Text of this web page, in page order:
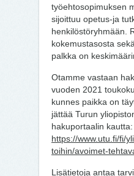
työehtosopimuksen
sijoittuu opetus-ja
henkilöstöryhmään.
kokemustasosta
palkka on
Otamme vastaan
vuoden 2021
kunnes paikka on
jättää Turun
hakuportaalin kautta:
https://www.utu.fi/fi/
toihin/avoimet-
Lisätietoja antaa